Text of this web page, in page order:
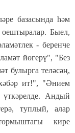
базасында һәм
Быел,
- беренче
йөгерү", "Без
булырга теләсәң,
ит!", "Әнием
Андый
туплый, алар
кире